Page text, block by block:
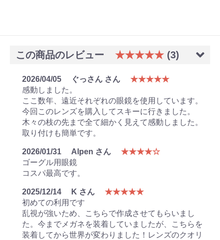
この商品のレビュー ★★★★★ (3)
2026/04/05 ぐっさん さん
★★★★★
感動しました。
ここ数年、遠近それぞれの眼鏡を使用しています。
今回このレンズを購入してスキーに行きました。
木々の枝の先まで全て細かく見えて感動しました。
取り付けも簡単です。
2026/01/31 Alpen さん
★★★★☆
ゴーグル用眼鏡
コスパ最高です。
2025/12/14 K さん
★★★★★
初めての利用です
乱視が強いため、こちらで作成させてもらいまし
た。今までメガネを装着していましたが、こちらを
装着してから世界が変わりました！レンズのクオリ